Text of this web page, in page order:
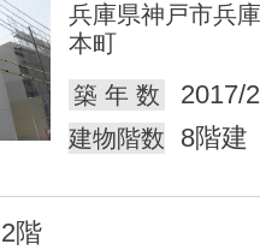
兵庫県神戸市兵
本町
築 年 数
2017/
建物階数 8階建
2階